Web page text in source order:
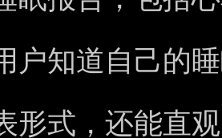
户知道自己的
形式，还能直